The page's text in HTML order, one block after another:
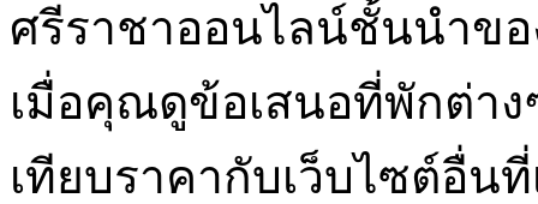
ศรีราชาออนไลน์ชั้นนำข
เมื่อคุณดูข้อเสนอที่พักต่า
เทียบราคากับเว็บไซต์อื่น